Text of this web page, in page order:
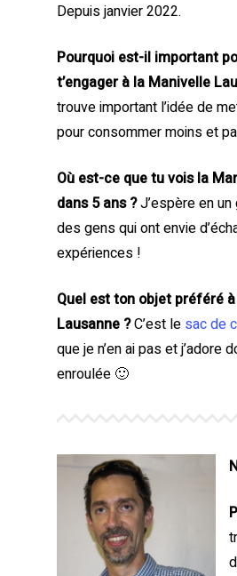
Depuis janvier 2022.
Pourquoi est-il important
t’engager à la Manivelle
trouve important l’idée de
pour consommer moins et
Où est-ce que tu vois la
dans 5 ans ?J’espère en un
des gens qui ont envie
expériences !
Quel est ton objet préféré
Lausanne ?C’est le sac de
que je n’en ai pas et j’adore
enroulée 🙂